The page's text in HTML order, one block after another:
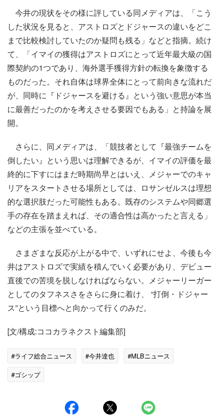
今井の現状をその様に評している同メディアは、「こう
した状況を見ると、アストロズとドジャースの違いをどこ
まで比較検討していたのか疑問も残る」などと指摘。続け
て、「イマイの獲得はアストロズにとって近年最大級の国
際契約の1つであり、海外選手獲得方針の転換を象徴する
ものだった。それ自体は球界全体にとって前向きな流れだ
が、同時に『ドジャースを避ける』という強い意思が本当
に最善だったのかを考えさせる要因でもある」と持論を展
開。
さらに、同メディアは、「競技者として『最強チームを
倒したい』という思いは理解できるが、イマイの評価を最
終的に下すにはまだ時期尚早とはいえ、メジャーでのキャ
リアをスタートさせる場所としては、ロサンゼルスは理想
的な選択肢だった可能性もある。既存のシステムや同郷選
手の存在を踏まえれば、その適合性は高かったと言える」
などの主張を並べている。
さまざまな反応が上がる中で、いずれにせよ、今後も今
井はアストロズで実績を積んでいく必要があり、デビュー
直後での苦境を脱しなければならない。メジャーリーガー
としてのタフネスさをさらに身に着け、 “打倒・ドジャー
ス”という目標へと向かって行くのみだ。
[文/構成:ココカラネクスト編集部]
#ライフ総合ニュース #今井達也
#MLBニュース
#ゴシップ